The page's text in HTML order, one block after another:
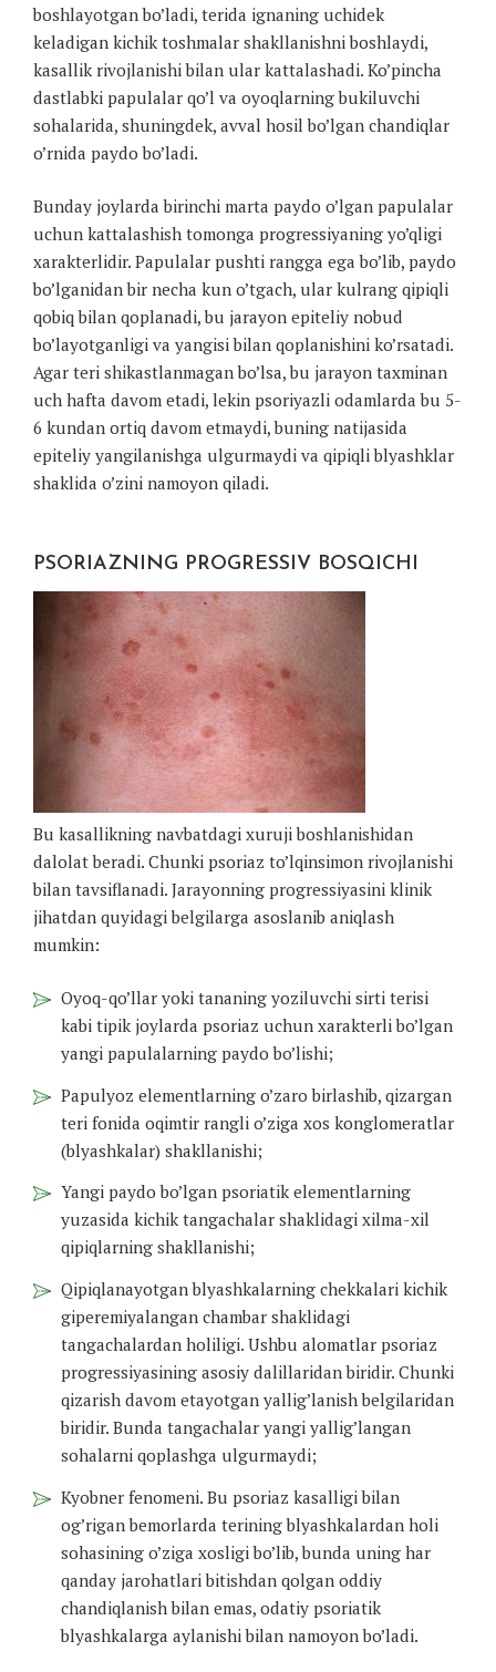
boshlayotgan bo’ladi, terida ignaning uchidek
keladigan kichik toshmalar shakllanishni boshlaydi,
kasallik rivojlanishi bilan ular kattalashadi. Ko’pincha
dastlabki papulalar qo’l va oyoqlarning bukiluvchi
sohalarida, shuningdek, avval hosil bo’lgan chandiqlar
o’rnida paydo bo’ladi.
Bunday joylarda birinchi marta paydo o’lgan papulalar
uchun kattalashish tomonga progressiyaning yo’qligi
xarakterlidir. Papulalar pushti rangga ega bo’lib, paydo
bo’lganidan bir necha kun o’tgach, ular kulrang qipiqli
qobiq bilan qoplanadi, bu jarayon epiteliy nobud
bo’layotganligi va yangisi bilan qoplanishini ko’rsatadi.
Agar teri shikastlanmagan bo’lsa, bu jarayon taxminan
uch hafta davom etadi, lekin psoriyazli odamlarda bu 5-
6 kundan ortiq davom etmaydi, buning natijasida
epiteliy yangilanishga ulgurmaydi va qipiqli blyashklar
shaklida o’zini namoyon qiladi.
PSORIAZNING PROGRESSIV BOSQICHI
Bu kasallikning navbatdagi xuruji boshlanishidan
dalolat beradi. Chunki psoriaz to’lqinsimon rivojlanishi
bilan tavsiflanadi. Jarayonning progressiyasini klinik
jihatdan quyidagi belgilarga asoslanib aniqlash
mumkin:
Oyoq-qo’llar yoki tananing yoziluvchi sirti terisi
kabi tipik joylarda psoriaz uchun xarakterli bo’lgan
yangi papulalarning paydo bo’lishi;
Papulyoz elementlarning o’zaro birlashib, qizargan
teri fonida oqimtir rangli o’ziga xos konglomeratlar
(blyashkalar) shakllanishi;
Yangi paydo bo’lgan psoriatik elementlarning
yuzasida kichik tangachalar shaklidagi xilma-xil
qipiqlarning shakllanishi;
Qipiqlanayotgan blyashkalarning chekkalari kichik
giperemiyalangan chambar shaklidagi
tangachalardan holiligi. Ushbu alomatlar psoriaz
progressiyasining asosiy dalillaridan biridir. Chunki
qizarish davom etayotgan yallig’lanish belgilaridan
biridir. Bunda tangachalar yangi yallig’langan
sohalarni qoplashga ulgurmaydi;
Kyobner fenomeni. Bu psoriaz kasalligi bilan
og’rigan bemorlarda terining blyashkalardan holi
sohasining o’ziga xosligi bo’lib, bunda uning har
qanday jarohatlari bitishdan qolgan oddiy
chandiqlanish bilan emas, odatiy psoriatik
blyashkalarga aylanishi bilan namoyon bo’ladi.